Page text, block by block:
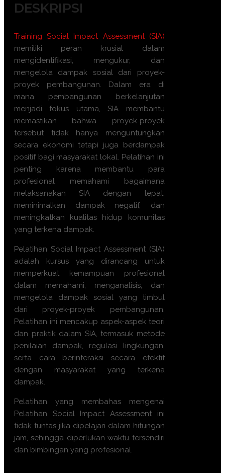
DESKRIPSI
Training Social Impact Assessment (SIA)
memiliki peran krusial dalam
mengidentifikasi, mengukur, dan
mengelola dampak sosial dari proyek-
proyek pembangunan. Dalam era di
mana pembangunan berkelanjutan
menjadi fokus utama, SIA membantu
memastikan bahwa proyek-proyek
tersebut tidak hanya menguntungkan
secara ekonomi tetapi juga berdampak
positif bagi masyarakat lokal. Pelatihan ini
penting karena membantu para
profesional memahami bagaimana
melaksanakan SIA dengan tepat,
meminimalkan dampak negatif, dan
meningkatkan kualitas hidup komunitas
yang terkena dampak.
Pelatihan Social Impact Assessment (SIA)
adalah kursus yang dirancang untuk
memperkuat kemampuan profesional
dalam memahami, menganalisis, dan
mengelola dampak sosial yang timbul
dari proyek-proyek pembangunan.
Pelatihan ini mencakup aspek-aspek teori
dan praktik dalam SIA, termasuk metode
penilaian dampak, regulasi lingkungan,
serta cara berinteraksi secara efektif
dengan masyarakat yang terkena
dampak.
Pelatihan yang membahas mengenai
Pelatihan Social Impact Assessment ini
tidak tuntas jika dipelajari dalam hitungan
jam, sehingga diperlukan waktu tersendiri
dan bimbingan yang profesional.